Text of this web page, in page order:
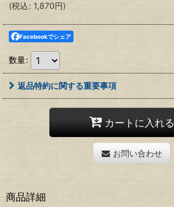
(税込: 1,870円)
Facebookでシェア
数量:
返品特約に関する重要事項
カートに入れる
お問い合わせ
商品詳細